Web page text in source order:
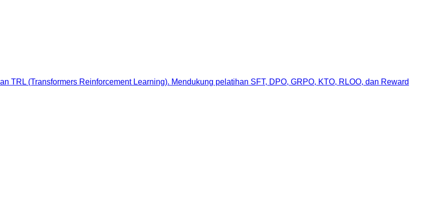
TRL (Transformers Reinforcement Learning). Mendukung pelatihan SFT, DPO, GRPO, KTO, RLOO, dan Reward